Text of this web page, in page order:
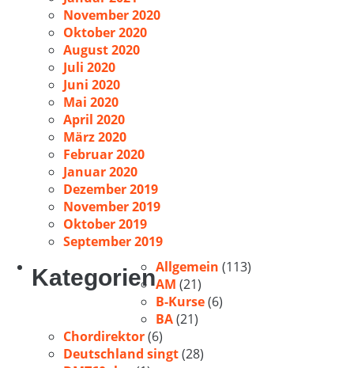
November 2020
Oktober 2020
August 2020
Juli 2020
Juni 2020
Mai 2020
April 2020
März 2020
Februar 2020
Januar 2020
Dezember 2019
November 2019
Oktober 2019
September 2019
KategorienAllgemein (113)
AM (21)
B-Kurse(6)
BA(21)
Chordirektor(6)
Deutschland singt(28)